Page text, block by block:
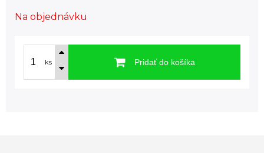
Na objednávku
ks Pridať do košíka